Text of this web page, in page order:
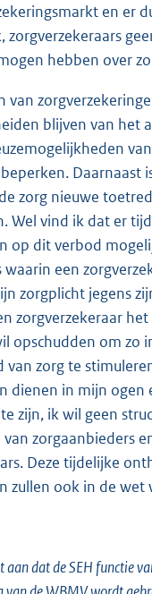
en er
zorgverzekeraars
hebben over
van
blijven van het
Daarnaast
zorg nieuwe
Wel vind ik dat er
op dit verbod
waarin een
zorgplicht jegens
zorgverzekeraar
opschudden om zo
zorg te
dienen in mijn ogen
zijn, ik wil geen
zorgaanbieders
Deze tijdelijke
zullen ook in de wet
aan dat de SEH functie